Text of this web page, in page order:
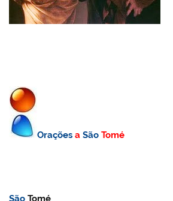
Orações aSão Tomé
São Tomé